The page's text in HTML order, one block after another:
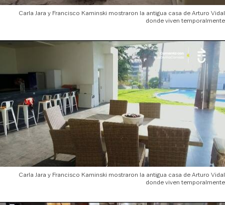
Carla Jara y Francisco Kaminski mostraron la antigua casa de Arturo Vidal
donde viven temporalmente
Carla Jara y Francisco Kaminski mostraron la antigua casa de Arturo Vidal
donde viven temporalmente